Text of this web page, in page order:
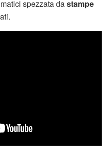
spezzata dastampe